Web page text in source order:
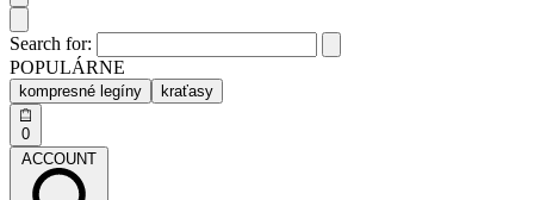
Search for:
POPULÁRNE
kompresné legíny kraťasy
0
ACCOUNT